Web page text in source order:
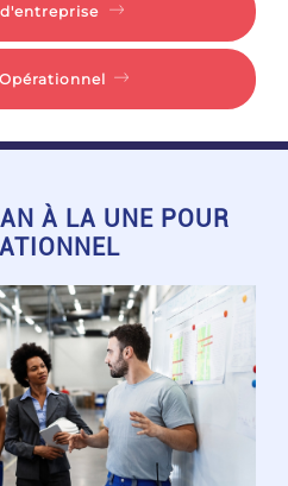
À LA UNE POUR